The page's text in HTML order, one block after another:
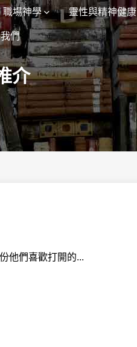
職場神學 靈性與精神健康
們
介
他們喜歡打開的...